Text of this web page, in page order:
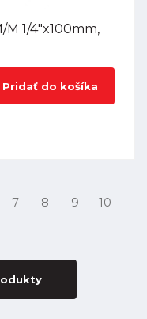
M 1/4"x100mm,
Pridať do košíka
7 8 9 10